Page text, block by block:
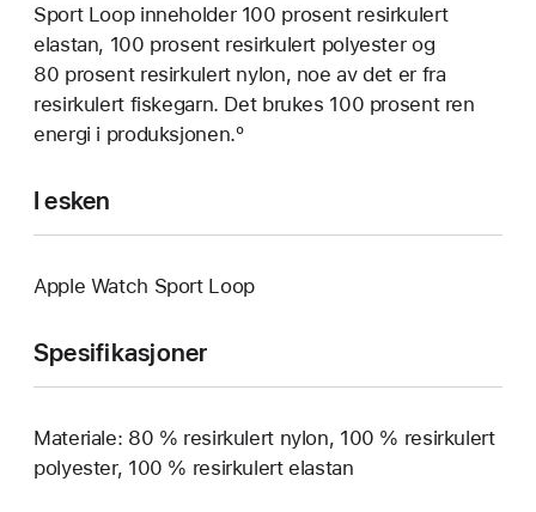
Sport Loop inneholder 100 prosent resirkulert
elastan, 100 prosent resirkulert polyester og
80 prosent resirkulert nylon, noe av det er fra
resirkulert fiskegarn. Det brukes 100 prosent ren
energi i produksjonen.º
I esken
Apple Watch Sport Loop
Spesifikasjoner
Materiale: 80 % resirkulert nylon, 100 % resirkulert
polyester, 100 % resirkulert elastan